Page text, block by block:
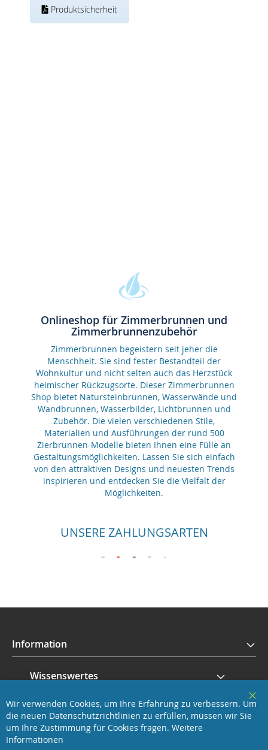
Produktsicherheit
Onlineshop für Zimmerbrunnen und
Zimmerbrunnenzubehör
Zimmerbrunnen begeistern seit jeher die
Menschheit. Sie sind fester Bestandteil der
Wohnkultur und nicht selten auch das Herzstück
heimischer Rückzugsorte. Dieser Zimmerbrunnen
Shop bietet Natursteinbrunnen, Wasserwände und
Wandbrunnen, Wasserbilder, Lichtbrunnen und
Zubehör. Die vielen verschiedenen Stile,
Materialien und Ausführungen der rund 500
Zierbrunnen-Modelle bieten Ihnen eine Fülle an
Gestaltungsmöglichkeiten. Lassen Sie sich einfach
von den attraktiven Designs und neuesten Trends
inspirieren und entdecken Sie die Vielfalt der
Möglichkeiten.
UNSERE ZAHLUNGSARTEN
Information
Wissenswertes
Service
Revisage GmbH
Wir verwenden Cookies, um Ihre Erfahrung zu verbessern. Um
die neuen Datenschutzrichtlinien zu erfüllen, müssen wir Sie
um Ihre Zustimmung für Cookies fragen. Weitere
Informationen